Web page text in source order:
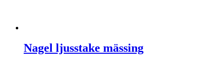
Nagel ljusstake mässing